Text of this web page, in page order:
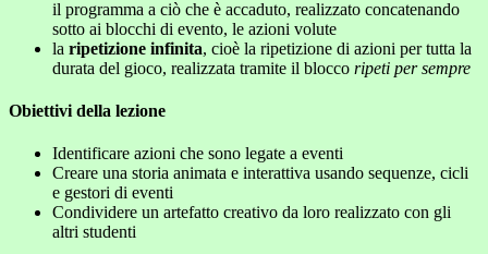
il programma a ciò che è accaduto, realizzato concatenando
sotto ai blocchi di evento, le azioni volute
la ripetizione infinita, cioè la ripetizione di azioni per tutta la
durata del gioco, realizzata tramite il blocco ripeti per sempre
Obiettivi della lezione
Identificare azioni che sono legate a eventi
Creare una storia animata e interattiva usando sequenze, cicli
e gestori di eventi
Condividere un artefatto creativo da loro realizzato con gli
altri studenti